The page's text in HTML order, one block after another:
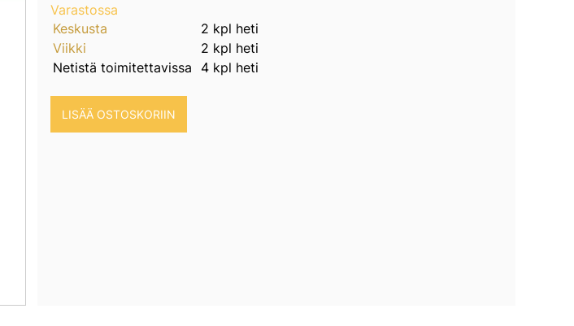
Varastossa
Keskusta
2 kpl heti
Viikki
2 kpl heti
Netistä toimitettavissa
4 kpl heti